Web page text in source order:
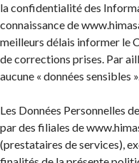
la confidentialité des
connaissance de
meilleurs délais informer le
de corrections prises. Par
aucune « données sensibles
Les Données Personnelles
par des filiales de
(prestataires de services),